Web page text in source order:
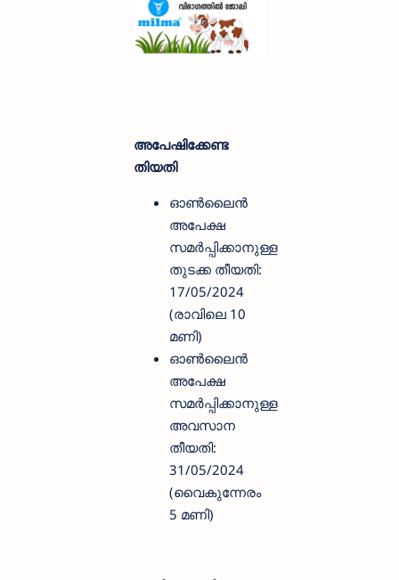
അപേഷിക്കേണ്ട
തിയതി
ഓൺലൈൻ
അപേക്ഷ
സമർപ്പിക്കാനുള്ള
തുടക്ക തീയതി:
17/05/2024
(രാവിലെ 10
മണി)
ഓൺലൈൻ
അപേക്ഷ
സമർപ്പിക്കാനുള്ള
അവസാന
തീയതി:
31/05/2024
(വൈകുന്നേരം
5 മണി)